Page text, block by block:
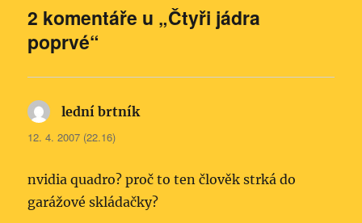
2 komentáře u „Čtyři jádra
poprvé“
lední brtníknapsal:
12. 4. 2007 (22.16)
nvidia quadro? proč to ten člověk strká do
garážové skládačky?